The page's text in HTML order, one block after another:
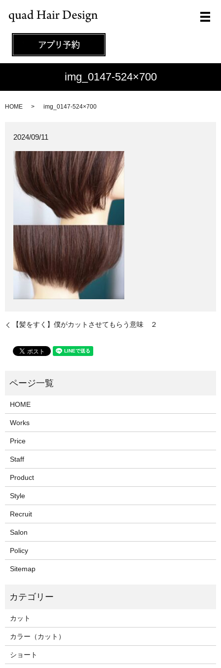
メ
img_0147-524×700
HOME img_0147-524×700
2024/09/11
【髪をすく】僕がカットさせてもらう意味 ２
HOME
Works
Price
Staff
Product
Style
Recruit
Salon
Policy
Sitemap
カット
カラー（カット）
ショート